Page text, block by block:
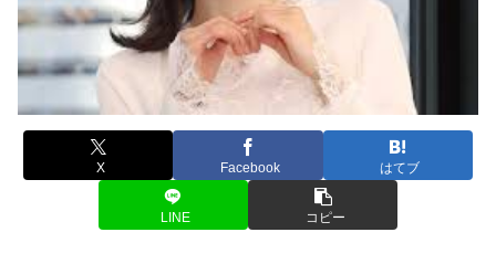
X Facebook はてブ
LINE コピー